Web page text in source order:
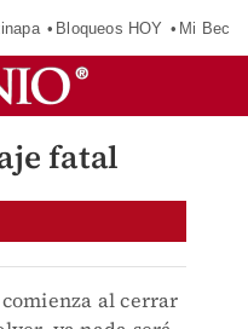
Bloqueos HOY Mi Beca
fatal
al cerrar